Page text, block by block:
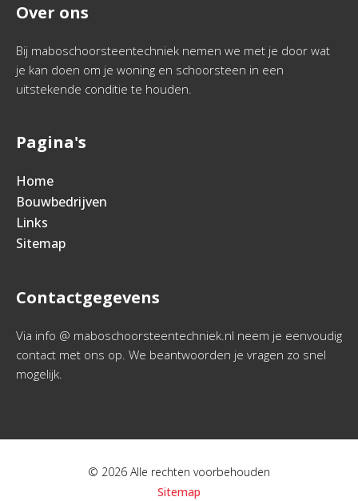
Over ons
Bij maboschoorsteentechniek nemen we met je door wat
je kan doen om je woning en schoorsteen in een
uitstekende conditie te houden.
Pagina's
Home
Bouwbedrijven
Links
Sitemap
Contactgegevens
Via info @ maboschoorsteentechniek.nl neem je eenvoudig
contact met ons op. We beantwoorden je vragen zo snel
mogelijk.
© 2026 Alle rechten voorbehouden
Sitemap